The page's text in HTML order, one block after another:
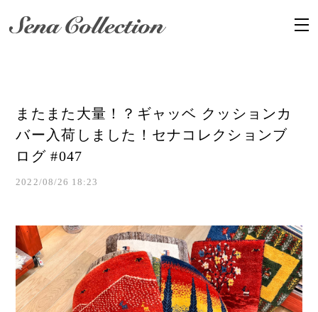
またまた大量！？ギャッベ クッションカ
バー入荷しました！セナコレクションブ
ログ #047
2022/08/26 18:23